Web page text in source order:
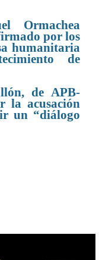
Ormachea
por los
humanitaria
de
de APB-
la acusación
un “diálogo